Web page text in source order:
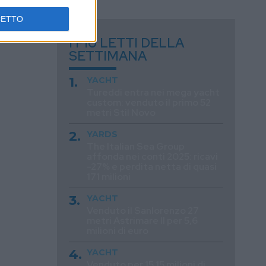
I PIÙ LETTI DELLA
SETTIMANA
YACHT
YARDS
YACHT
YACHT